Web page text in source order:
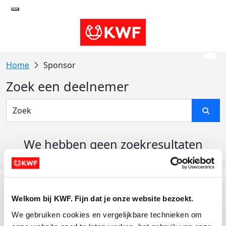
Welkom bij KWF. Fijn dat je onze website bezoekt.
We gebruiken cookies en vergelijkbare technieken om
Sponsor
Zoek een deelnemer
We hebben geen zoekresultaten
Actiematerialen
Evenementen